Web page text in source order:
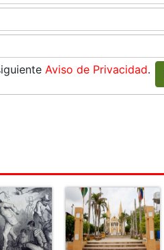
Aviso de Privacidad.